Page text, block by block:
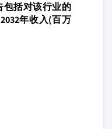
包括对该行业的
年收入(百万